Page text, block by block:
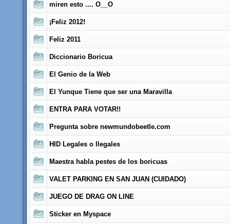
miren esto .... O__O
¡Feliz 2012!
Feliz 2011
Diccionario Boricua
El Genio de la Web
El Yunque Tiene que ser una Maravilla
ENTRA PARA VOTAR!!
Pregunta sobre newmundobeetle.com
HID Legales o Ilegales
Maestra habla pestes de los boricuas
VALET PARKING EN SAN JUAN (CUIDADO)
JUEGO DE DRAG ON LINE
Sticker en Myspace